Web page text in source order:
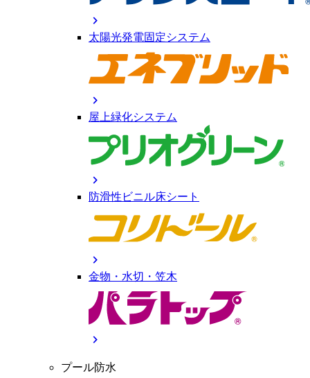
chevron_right
太陽光発電固定システム
chevron_right
屋上緑化システム
chevron_right
防滑性ビニル床シート
chevron_right
金物・水切・笠木
chevron_right
プール防水